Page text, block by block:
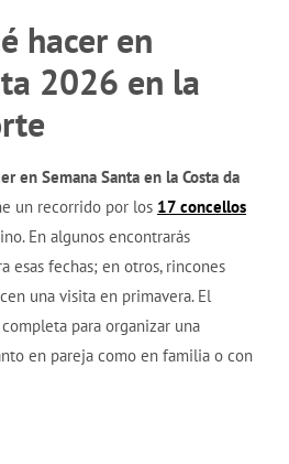
hacer en
2026 en la
en Semana Santa en la Costa da
un recorrido por los 17 concellos
En algunos encontrarás
esas fechas; en otros, rincones
una visita en primavera. El
para organizar una
en pareja como en familia o con